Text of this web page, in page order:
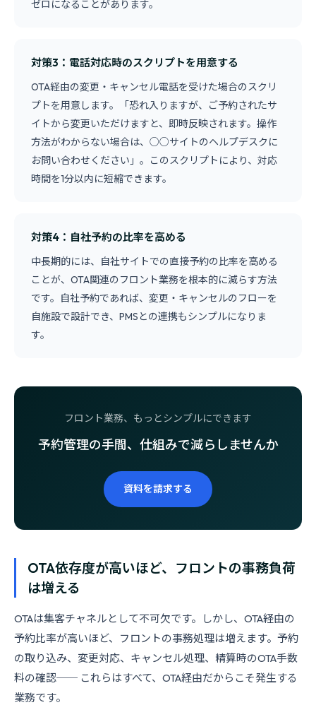
ゼロになることがあります。
対策3：電話対応時のスクリプトを用意する
OTA経由の変更・キャンセル電話を受けた場合のスクリ
プトを用意します。「恐れ入りますが、ご予約されたサ
イトから変更いただけますと、即時反映されます。操作
方法がわからない場合は、○○サイトのヘルプデスクに
お問い合わせください」。このスクリプトにより、対応
時間を1分以内に短縮できます。
対策4：自社予約の比率を高める
中長期的には、自社サイトでの直接予約の比率を高める
ことが、OTA関連のフロント業務を根本的に減らす方法
です。自社予約であれば、変更・キャンセルのフローを
自施設で設計でき、PMSとの連携もシンプルになりま
す。
フロント業務、もっとシンプルにできます
予約管理の手間、仕組みで減らしませんか
資料を請求する
OTA依存度が高いほど、フロントの事務負荷
は増える
OTAは集客チャネルとして不可欠です。しかし、OTA経由の
予約比率が高いほど、フロントの事務処理は増えます。予約
の取り込み、変更対応、キャンセル処理、精算時のOTA手数
料の確認── これらはすべて、OTA経由だからこそ発生する
業務です。